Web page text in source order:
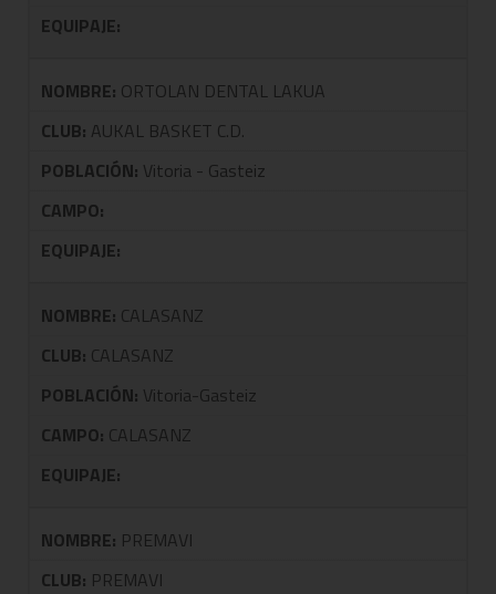
EQUIPAJE:
NOMBRE: ORTOLAN DENTAL LAKUA
CLUB: AUKAL BASKET C.D.
POBLACIÓN: Vitoria - Gasteiz
CAMPO:
EQUIPAJE:
NOMBRE: CALASANZ
CLUB: CALASANZ
POBLACIÓN: Vitoria-Gasteiz
CAMPO: CALASANZ
EQUIPAJE:
NOMBRE: PREMAVI
CLUB: PREMAVI